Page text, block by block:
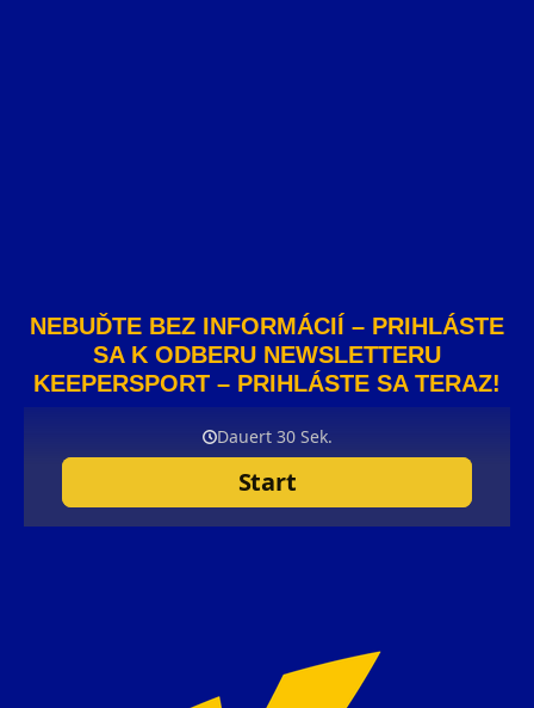
NEBUĎTE BEZ INFORMÁCIÍ – PRIHLÁSTE
SA K ODBERU NEWSLETTERU
KEEPERSPORT – PRIHLÁSTE SA TERAZ!